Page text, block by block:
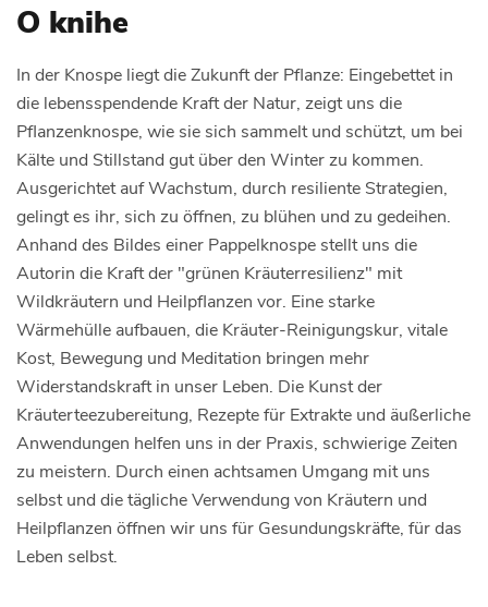
O knihe
In der Knospe liegt die Zukunft der Pflanze: Eingebettet in
die lebensspendende Kraft der Natur, zeigt uns die
Pflanzenknospe, wie sie sich sammelt und schützt, um bei
Kälte und Stillstand gut über den Winter zu kommen.
Ausgerichtet auf Wachstum, durch resiliente Strategien,
gelingt es ihr, sich zu öffnen, zu blühen und zu gedeihen.
Anhand des Bildes einer Pappelknospe stellt uns die
Autorin die Kraft der "grünen Kräuterresilienz" mit
Wildkräutern und Heilpflanzen vor. Eine starke
Wärmehülle aufbauen, die Kräuter-Reinigungskur, vitale
Kost, Bewegung und Meditation bringen mehr
Widerstandskraft in unser Leben. Die Kunst der
Kräuterteezubereitung, Rezepte für Extrakte und äußerliche
Anwendungen helfen uns in der Praxis, schwierige Zeiten
zu meistern. Durch einen achtsamen Umgang mit uns
selbst und die tägliche Verwendung von Kräutern und
Heilpflanzen öffnen wir uns für Gesundungskräfte, für das
Leben selbst.